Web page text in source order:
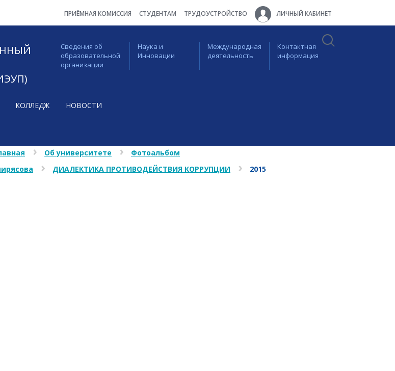
ПРИЁМНАЯ КОМИССИЯ СТУДЕНТАМ ТРУДОУСТРОЙСТВО ЛИЧНЫЙ КАБИНЕТ
Сведения об
образовательной
организации
Наука и
Инновации
Международная
деятельность
Контактная
информация
КОЛЛЕДЖ НОВОСТИ
Об университете
Фотоальбом
ДИАЛЕКТИКА ПРОТИВОДЕЙСТВИЯ КОРРУПЦИИ 2015